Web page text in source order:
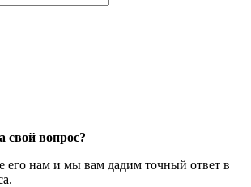
свой вопрос?
его нам и мы вам дадим точный ответ в